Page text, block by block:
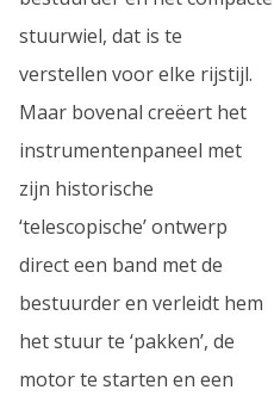
stuurwiel, dat is te
verstellen voor elke rijstijl.
Maar bovenal creëert het
instrumentenpaneel met
zijn historische
‘telescopische’ ontwerp
direct een band met de
bestuurder en verleidt hem
het stuur te ‘pakken’, de
motor te starten en een